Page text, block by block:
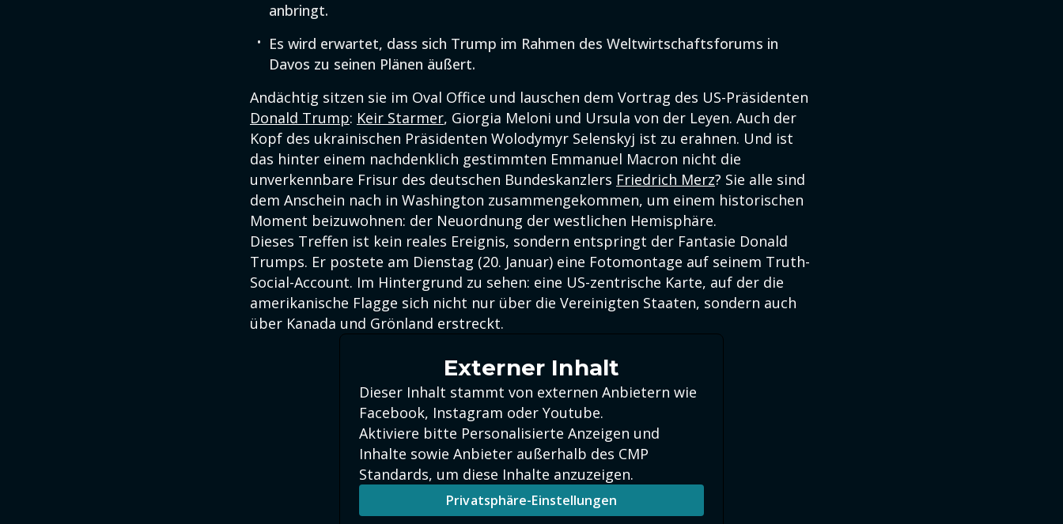
anbringt.
Es wird erwartet, dass sich Trump im Rahmen des Weltwirtschaftsforums in
Davos zu seinen Plänen äußert.
Andächtig sitzen sie im Oval Office und lauschen dem Vortrag des US-Präsidenten
Donald Trump: Keir Starmer, Giorgia Meloni und Ursula von der Leyen. Auch der
Kopf des ukrainischen Präsidenten Wolodymyr Selenskyj ist zu erahnen. Und ist
das hinter einem nachdenklich gestimmten Emmanuel Macron nicht die
unverkennbare Frisur des deutschen Bundeskanzlers Friedrich Merz? Sie alle sind
dem Anschein nach in Washington zusammengekommen, um einem historischen
Moment beizuwohnen: der Neuordnung der westlichen Hemisphäre.
Dieses Treffen ist kein reales Ereignis, sondern entspringt der Fantasie Donald
Trumps. Er postete am Dienstag (20. Januar) eine Fotomontage auf seinem Truth-
Social-Account. Im Hintergrund zu sehen: eine US-zentrische Karte, auf der die
amerikanische Flagge sich nicht nur über die Vereinigten Staaten, sondern auch
über Kanada und Grönland erstreckt.
Externer Inhalt
Dieser Inhalt stammt von externen Anbietern wie
Facebook, Instagram oder Youtube.
Aktiviere bitte Personalisierte Anzeigen und
Inhalte sowie Anbieter außerhalb des CMP
Standards, um diese Inhalte anzuzeigen.
Privatsphäre-Einstellungen